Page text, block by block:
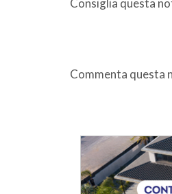
Consiglia questa
Commenta questa